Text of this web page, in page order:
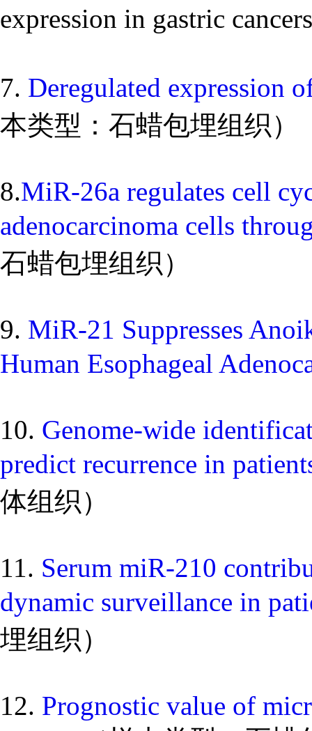
expression in gastric
7. Deregulated expression
本类型：石蜡包埋组织）
8.MiR-26a regulates cell
adenocarcinoma cells
石蜡包埋组织）
9. MiR-21 Suppresses
Human Esophageal
10. Genome-wide
predict recurrence in
体组织）
11. Serum miR-210
dynamic surveillance in
埋组织）
12. Prognostic value of